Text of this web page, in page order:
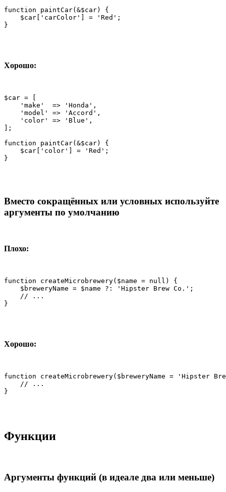
function paintCar(&$car) {
    $car['carColor'] = 'Red';
}
Хорошо:
$car = [
    'make'  => 'Honda',
    'model' => 'Accord',
    'color' => 'Blue',
];
function paintCar(&$car) {
    $car['color'] = 'Red';
}
Вместо сокращённых или условных используйте
аргументы по умолчанию
Плохо:
function createMicrobrewery($name = null) {
    $breweryName = $name ?: 'Hipster Brew Co.';
    // ...
}
Хорошо:
function createMicrobrewery($breweryName = 'Hipster
    // ...
}
Функции
Аргументы функций (в идеале два или меньше)